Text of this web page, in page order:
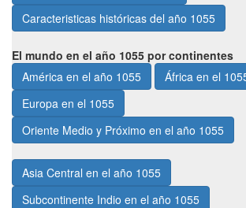
Caracteristicas históricas del año 1055
El mundo en el año 1055 por continentes
América en el año 1055
África en el
Europa en el 1055
Oriente Medio y Próximo en el año 1055
Asia Central en el año 1055
Subcontinente Indio en el año 1055